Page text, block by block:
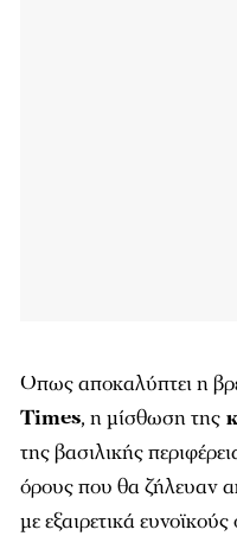
Οπως αποκαλύπτει η
Times, η μίσθωση της
της βασιλικής
όρους που θα ζήλευαν
με εξαιρετικά